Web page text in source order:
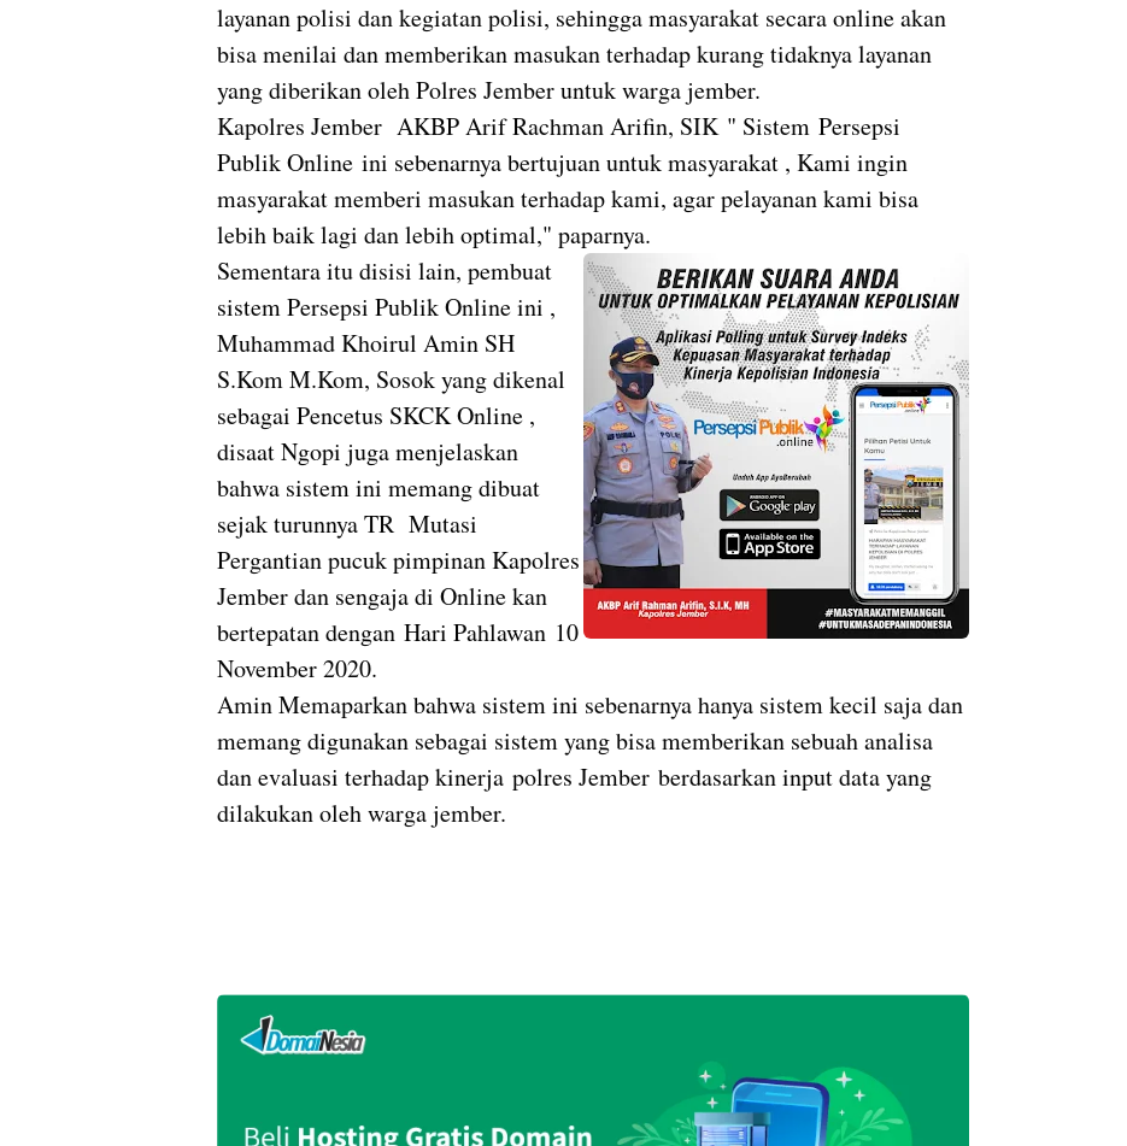
layanan polisi dan kegiatan polisi, sehingga masyarakat secara online akan
bisa menilai dan memberikan masukan terhadap kurang tidaknya layanan
yang diberikan oleh Polres Jember untuk warga jember.
Kapolres Jember AKBP Arif Rachman Arifin, SIK " Sistem Persepsi
Publik Online ini sebenarnya bertujuan untuk masyarakat , Kami ingin
masyarakat memberi masukan terhadap kami, agar pelayanan kami bisa
lebih baik lagi dan lebih optimal," paparnya.
Sementara itu disisi lain, pembuat
sistem Persepsi Publik Online ini ,
Muhammad Khoirul Amin SH
S.Kom M.Kom, Sosok yang dikenal
sebagai Pencetus SKCK Online ,
disaat Ngopi juga menjelaskan
bahwa sistem ini memang dibuat
sejak turunnya TR Mutasi
Pergantian pucuk pimpinan Kapolres
Jember dan sengaja di Online kan
bertepatan dengan Hari Pahlawan 10
November 2020.
Amin Memaparkan bahwa sistem ini sebenarnya hanya sistem kecil saja dan
memang digunakan sebagai sistem yang bisa memberikan sebuah analisa
dan evaluasi terhadap kinerja polres Jember berdasarkan input data yang
dilakukan oleh warga jember.